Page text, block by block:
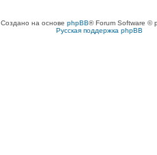
Создано на основе phpBB® Forum Software ©
Русская поддержка phpBB